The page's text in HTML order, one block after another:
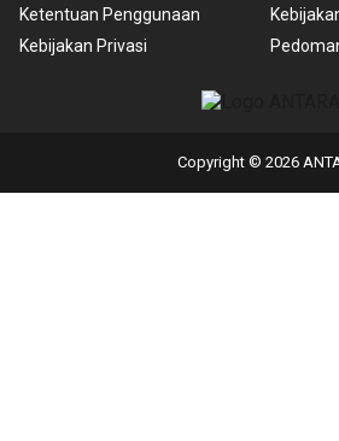
Ketentuan Penggunaan
Kebijakan Privasi
Copyright © 2026